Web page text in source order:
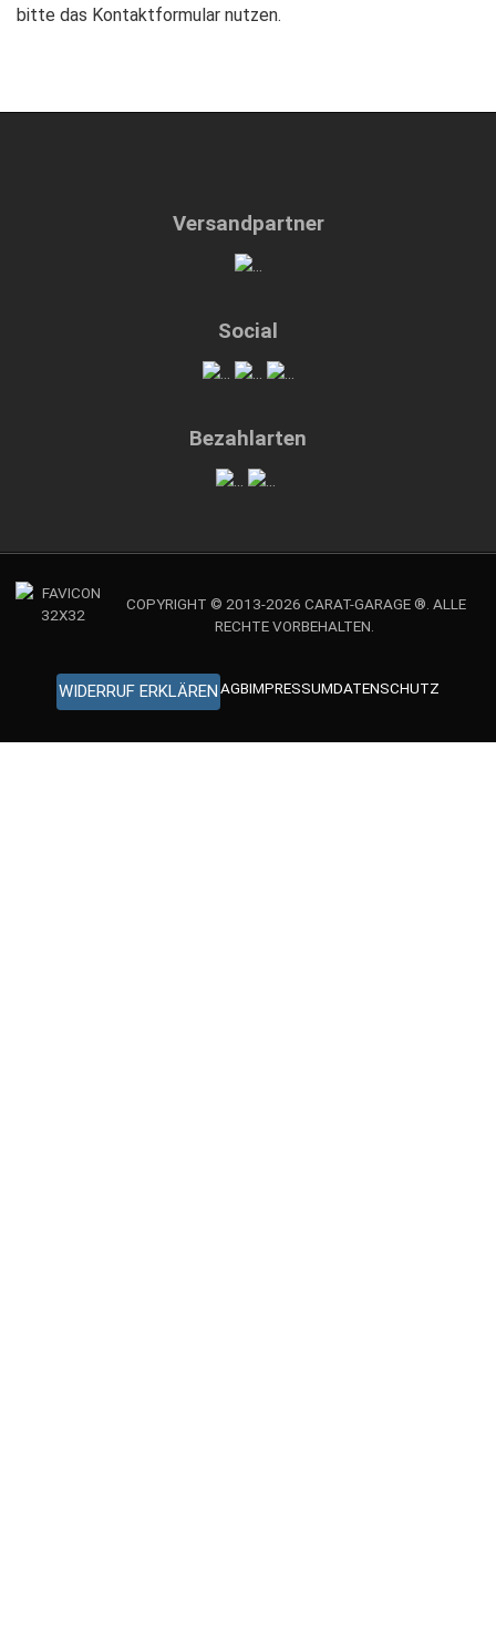
bitte das Kontaktformular nutzen.
Versandpartner
Social
Bezahlarten
COPYRIGHT © 2013-2026 CARAT-GARAGE ®. ALLE
RECHTE VORBEHALTEN.
WIDERRUF ERKLÄREN AGBIMPRESSUMDATENSCHUTZ